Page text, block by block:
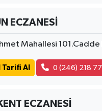
ECZANESİ
Mahallesi 101.Cadde
Tarifi Al 0 (246) 218
ECZANESİ